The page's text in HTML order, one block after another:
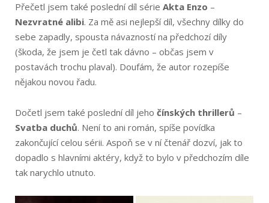
Přečetl jsem také poslední díl série Akta Enzo –
Nezvratné alibi. Za mě asi nejlepší díl, všechny dílky do
sebe zapadly, spousta návazností na předchozí díly
(škoda, že jsem je četl tak dávno – občas jsem v
postavách trochu plaval). Doufám, že autor rozepíše
nějakou novou řadu.
Dočetl jsem také poslední díl jeho čínských thrillerů –
Svatba duchů. Není to ani román, spíše povídka
zakončující celou sérii. Aspoň se v ní čtenář dozví, jak to
dopadlo s hlavními aktéry, když to bylo v předchozím díle
tak narychlo utnuto.